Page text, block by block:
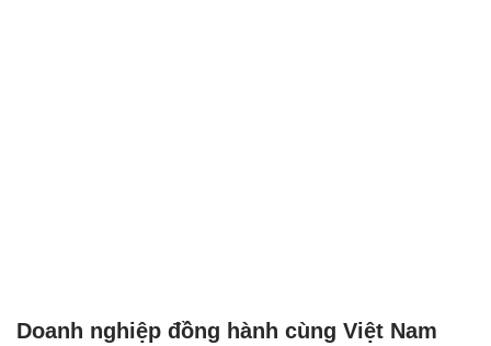
Doanh nghiệp đồng hành cùng Việt Nam